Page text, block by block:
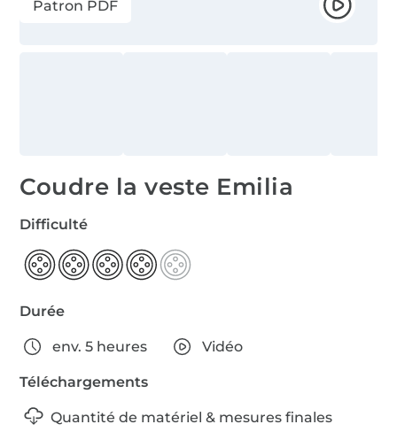
Patron PDF
Coudre la veste Emilia
Difficulté
Durée
env. 5 heures Vidéo
Téléchargements
Quantité de matériel & mesures finales